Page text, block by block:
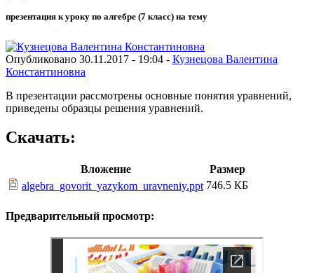
презентация к уроку по алгебре (7 класс) на тему
Опубликовано 30.11.2017 - 19:04 - Кузнецова Валентина
Константиновна
В презентации рассмотрены основные понятия уравнений,
приведены образцы решения уравнений.
Скачать:
Вложение
Размер
algebra_govorit_yazykom_uravneniy.ppt 746.5 КБ
Предварительный просмотр: